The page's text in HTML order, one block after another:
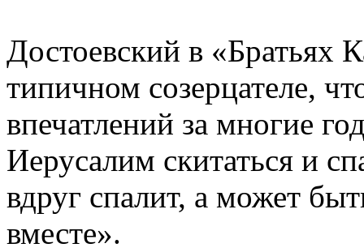
Достоевский в «Братьях
типичном созерцателе,
впечатлений за многие
Иерусалим скитаться и
вдруг спалит, а может
вместе».